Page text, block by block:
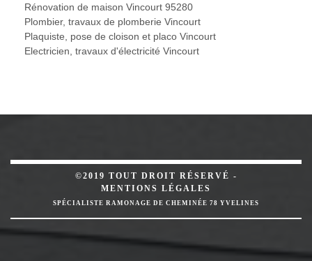
Rénovation de maison Vincourt 95280
Plombier, travaux de plomberie Vincourt
Plaquiste, pose de cloison et placo Vincourt
Electricien, travaux d'électricité Vincourt
©2019 TOUT DROIT RÉSERVÉ -
MENTIONS LÉGALES
SPÉCIALISTE RAMONAGE DE CHEMINÉE 78 YVELINES